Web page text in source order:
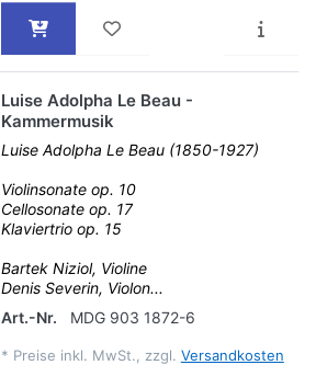
Luise Adolpha Le Beau -
Kammermusik
Luise Adolpha Le Beau (1850-1927)
Violinsonate op. 10
Cellosonate op. 17
Klaviertrio op. 15
Bartek Niziol, Violine
Denis Severin, Violon...
Art.-Nr.
MDG 903 1872-6
* Preise inkl. MwSt., zzgl. Versandkosten